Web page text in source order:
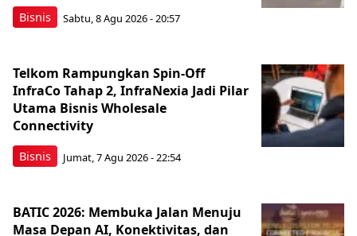
Bisnis Sabtu, 8 Agu 2026 - 20:57
Bisnis
Telkom Rampungkan Spin-Off
InfraCo Tahap 2, InfraNexia Jadi Pilar
Utama Bisnis Wholesale
Connectivity
Jumat, 7 Agu 2026 - 22:54
BATIC 2026: Membuka Jalan Menuju
Masa Depan AI, Konektivitas, dan